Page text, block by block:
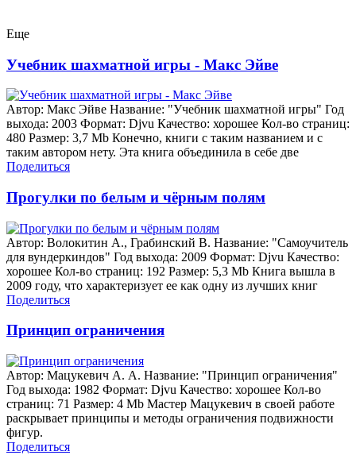
Еще
Учебник шахматной игры - Макс Эйве
Автор: Макс Эйве Название: "Учебник шахматной игры" Год
выхода: 2003 Формат: Djvu Качество: хорошее Кол-во страниц:
480 Размер: 3,7 Mb Конечно, книги с таким названием и с
таким автором нету. Эта книга объединила в себе две
Поделиться
Прогулки по белым и чёрным полям
Автор: Волокитин А., Грабинский В. Название: "Самоучитель
для вундеркиндов" Год выхода: 2009 Формат: Djvu Качество:
хорошее Кол-во страниц: 192 Размер: 5,3 Mb Книга вышла в
2009 году, что характеризует ее как одну из лучших книг
Поделиться
Принцип ограничения
Автор: Мацукевич А. А. Название: "Принцип ограничения"
Год выхода: 1982 Формат: Djvu Качество: хорошее Кол-во
страниц: 71 Размер: 4 Mb Мастер Мацукевич в своей работе
раскрывает принципы и методы ограничения подвижности
фигур.
Поделиться